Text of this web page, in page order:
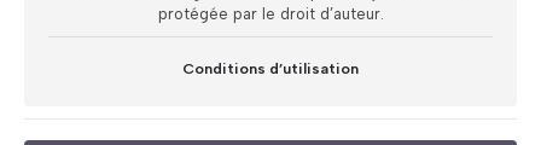
protégée par le droit d’auteur.
Conditions d’utilisation